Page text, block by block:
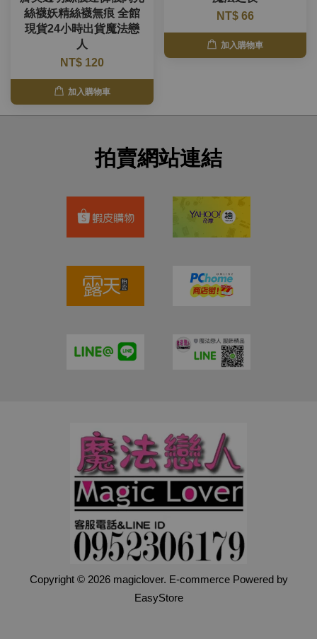
絲襪妖精絲襪無痕 全館
現貨24小時出貨魔法戀
人
NT$ 120
加入購物車
NT$ 66
加入購物車
拍賣網站連結
Copyright © 2026 magiclover. E-commerce Powered by
EasyStore